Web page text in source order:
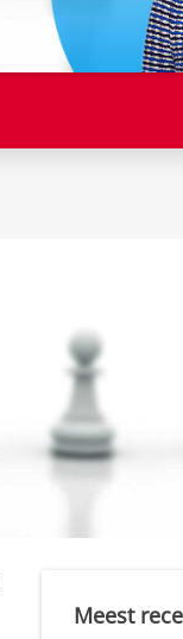
Meest